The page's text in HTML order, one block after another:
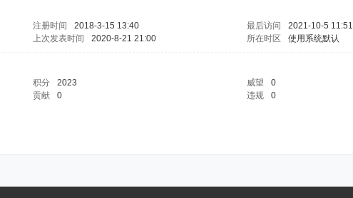
注册时间 2018-3-15 13:40 最后访问
2021-10-5 11:51
上次发表时间 2020-8-21 21:00 所在时区 使用系统默认
积分 2023 威望
0
贡献 0 违规
0